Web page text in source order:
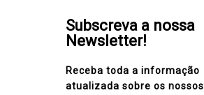
Subscreva a nossa
Newsletter!
Receba toda a informação
atualizada sobre os nossos